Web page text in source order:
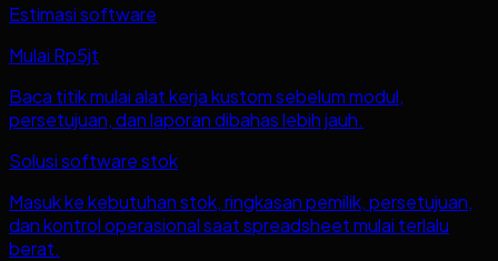
Estimasi software
Mulai Rp5jt
Baca titik mulai alat kerja kustom sebelum modul,
persetujuan, dan laporan dibahas lebih jauh.
Solusi software stok
Masuk ke kebutuhan stok, ringkasan pemilik, persetujuan,
dan kontrol operasional saat spreadsheet mulai terlalu
berat.